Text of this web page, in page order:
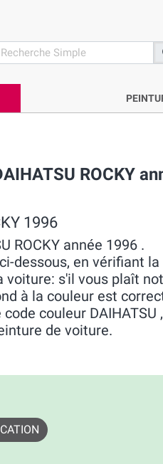
ROCKY
1996
ROCKY année 1996 .
dessous, en vérifiant la
voiture: s'il vous plaît
à la couleur est
couleur DAIHATSU
de voiture.